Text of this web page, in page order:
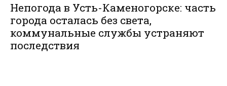
Непогода в Усть-Каменогорске: часть
города осталась без света,
коммунальные службы устраняют
последствия